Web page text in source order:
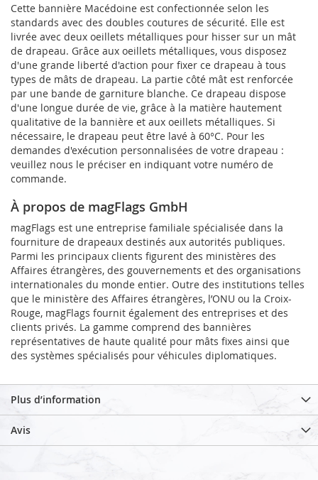
Cette bannière Macédoine est confectionnée selon les
standards avec des doubles coutures de sécurité. Elle est
livrée avec deux oeillets métalliques pour hisser sur un mât
de drapeau. Grâce aux oeillets métalliques, vous disposez
d'une grande liberté d'action pour fixer ce drapeau à tous
types de mâts de drapeau. La partie côté mât est renforcée
par une bande de garniture blanche. Ce drapeau dispose
d'une longue durée de vie, grâce à la matière hautement
qualitative de la bannière et aux oeillets métalliques. Si
nécessaire, le drapeau peut être lavé à 60°C. Pour les
demandes d'exécution personnalisées de votre drapeau :
veuillez nous le préciser en indiquant votre numéro de
commande.
À propos de magFlags GmbH
magFlags est une entreprise familiale spécialisée dans la
fourniture de drapeaux destinés aux autorités publiques.
Parmi les principaux clients figurent des ministères des
Affaires étrangères, des gouvernements et des organisations
internationales du monde entier. Outre des institutions telles
que le ministère des Affaires étrangères, l’ONU ou la Croix-
Rouge, magFlags fournit également des entreprises et des
clients privés. La gamme comprend des bannières
représentatives de haute qualité pour mâts fixes ainsi que
des systèmes spécialisés pour véhicules diplomatiques.
Plus d’information
Avis